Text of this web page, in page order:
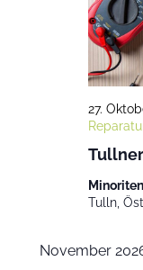
27.
Tulln,
November